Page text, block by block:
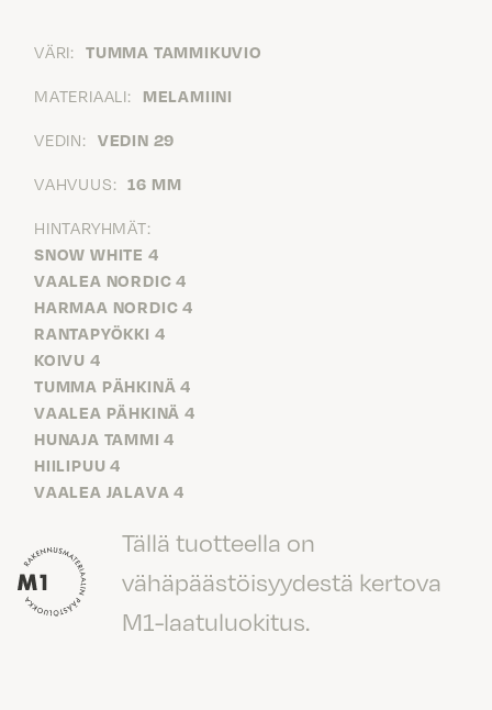
VÄRI: TUMMA TAMMIKUVIO
MATERIAALI: MELAMIINI
VEDIN: VEDIN 29
VAHVUUS: 16 MM
HINTARYHMÄT:
SNOW WHITE 4
VAALEA NORDIC 4
HARMAA NORDIC 4
RANTAPYÖKKI 4
KOIVU 4
TUMMA PÄHKINÄ 4
VAALEA PÄHKINÄ 4
HUNAJA TAMMI 4
HIILIPUU 4
VAALEA JALAVA 4
Tällä tuotteella on
vähäpäästöisyydestä kertova
M1-laatuluokitus.